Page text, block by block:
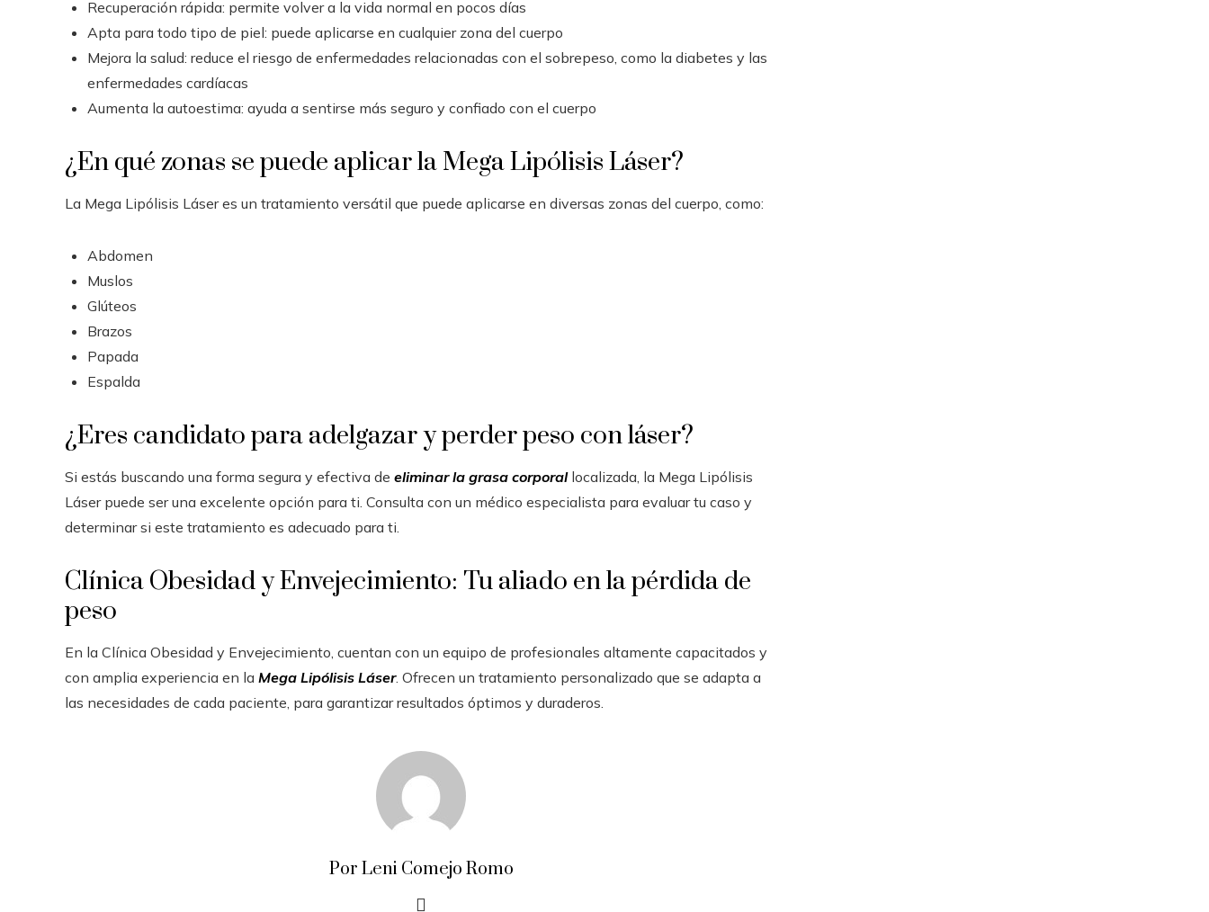
Recuperación rápida: permite volver a la vida normal en pocos días
Apta para todo tipo de piel: puede aplicarse en cualquier zona del cuerpo
Mejora la salud: reduce el riesgo de enfermedades relacionadas con el sobrepeso, como la diabetes y las
enfermedades cardíacas
Aumenta la autoestima: ayuda a sentirse más seguro y confiado con el cuerpo
¿En qué zonas se puede aplicar la Mega Lipólisis Láser?
La Mega Lipólisis Láser es un tratamiento versátil que puede aplicarse en diversas zonas del cuerpo, como:
Abdomen
Muslos
Glúteos
Brazos
Papada
Espalda
¿Eres candidato para adelgazar y perder peso con láser?
Si estás buscando una forma segura y efectiva de eliminar la grasa corporallocalizada, la Mega Lipólisis
Láser puede ser una excelente opción para ti. Consulta con un médico especialista para evaluar tu caso y
determinar si este tratamiento es adecuado para ti.
Clínica Obesidad y Envejecimiento: Tu aliado en la pérdida de
peso
En la Clínica Obesidad y Envejecimiento, cuentan con un equipo de profesionales altamente capacitados y
con amplia experiencia en la Mega Lipólisis Láser. Ofrecen un tratamiento personalizado que se adapta a
las necesidades de cada paciente, para garantizar resultados óptimos y duraderos.
Por Leni Comejo Romo